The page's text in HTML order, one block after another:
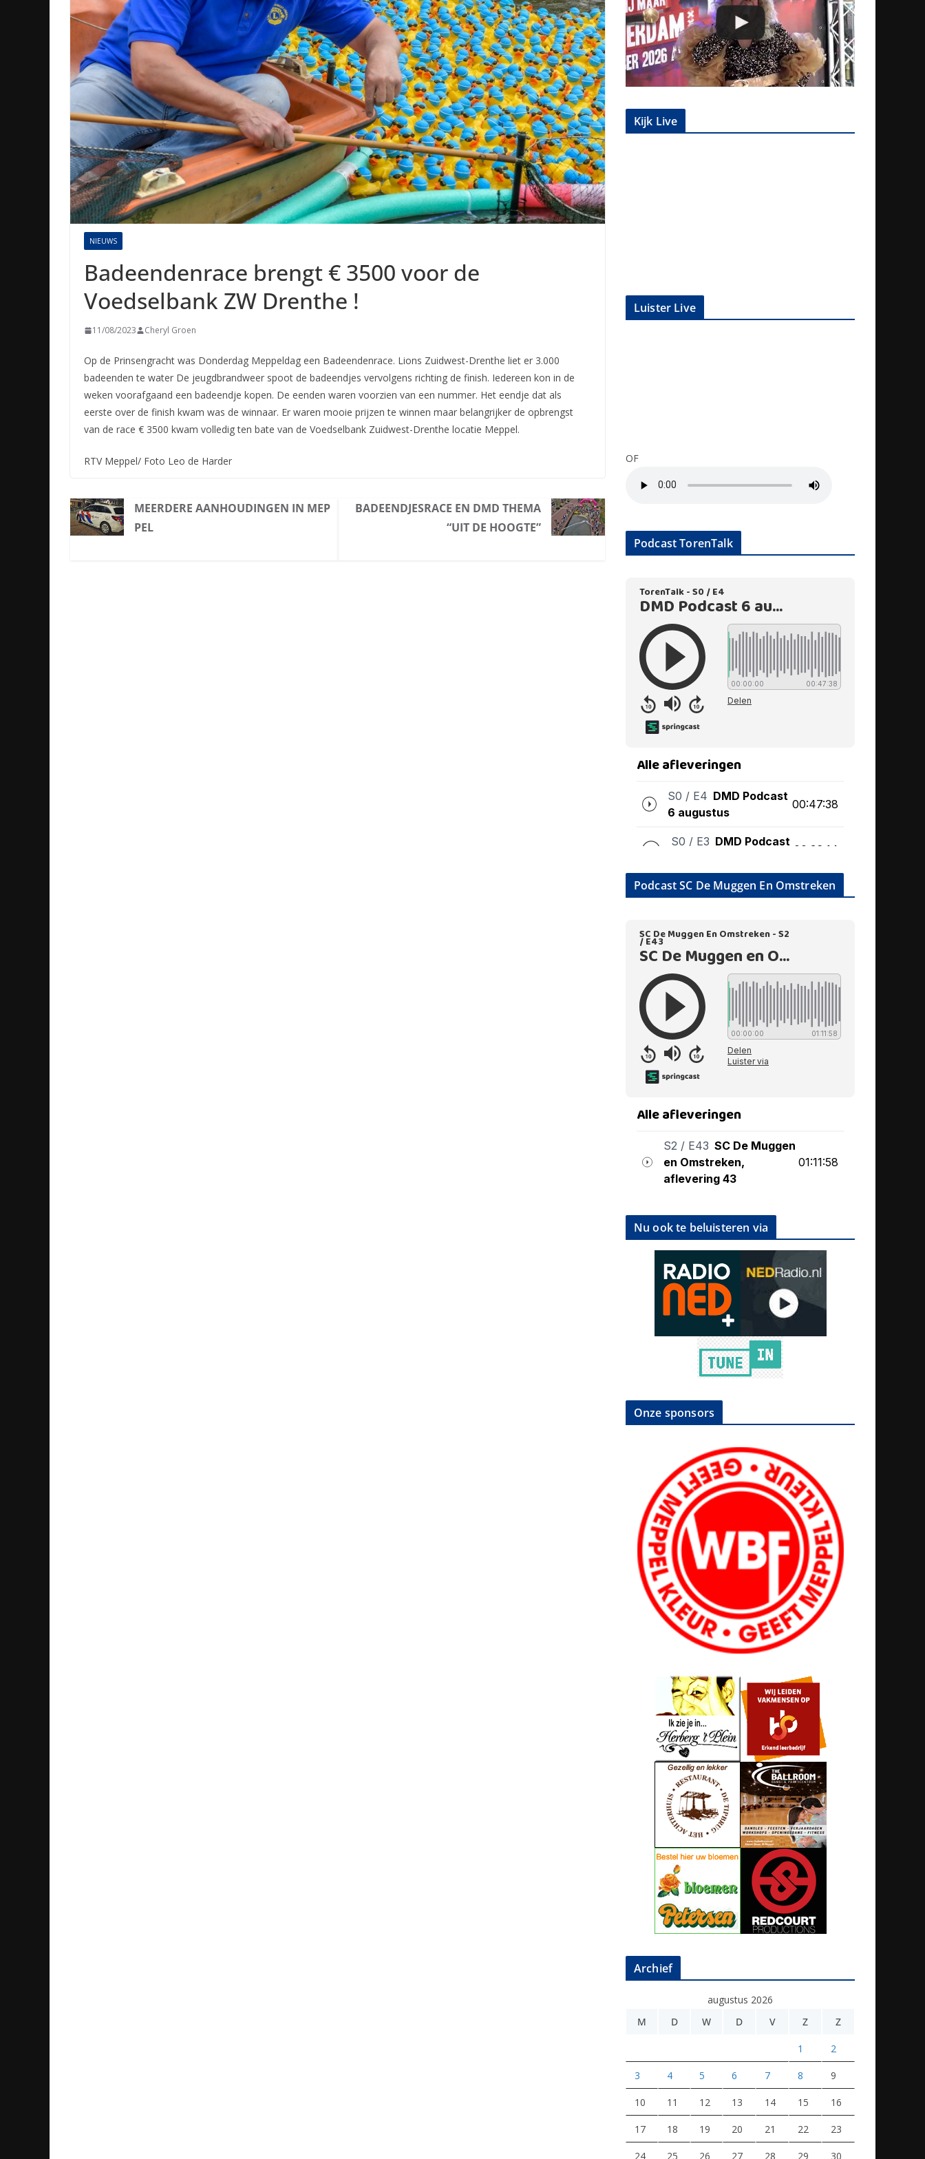
NIEUWS
Badeendenrace brengt € 3500 voor de
Voedselbank ZW Drenthe !
11/08/2023 Cheryl Groen
Op de Prinsengracht was Donderdag Meppeldag een Badeendenrace. Lions Zuidwest-Drenthe liet er 3.000
badeenden te water De jeugdbrandweer spoot de badeendjes vervolgens richting de finish. Iedereen kon in de
weken voorafgaand een badeendje kopen. De eenden waren voorzien van een nummer. Het eendje dat als
eerste over de finish kwam was de winnaar. Er waren mooie prijzen te winnen maar belangrijker de opbrengst
van de race € 3500 kwam volledig ten bate van de Voedselbank Zuidwest-Drenthe locatie Meppel.
RTV Meppel/ Foto Leo de Harder
MEERDERE AANHOUDINGEN IN MEP
PEL
BADEENDJESRACE EN DMD THEMA
“UIT DE HOOGTE”
Kijk Live
Luister Live
OF
Podcast TorenTalk
Podcast SC De Muggen En Omstreken
Nu ook te beluisteren via
Onze sponsors
Archief
augustus 2026
M
D W D V Z Z
1 2
3 4 5 6 7 8 9
10 11 12 13 14 15 16
17 18 19 20 21 22 23
24 25 26 27 28 29 30